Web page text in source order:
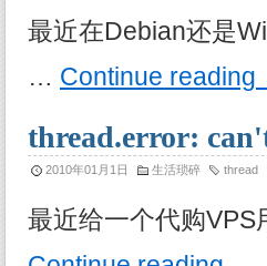
最近在Debian还是
… Continue reading
thread.error:
2010年01月1日 生活琐碎 thread
最近给一个代购